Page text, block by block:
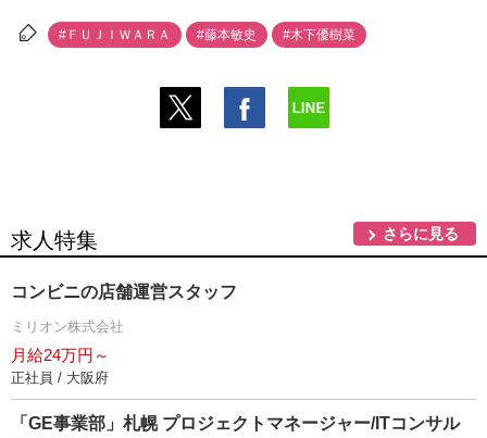
#ＦＵＪＩＷＡＲＡ #藤本敏史 #木下優樹菜
求人特集 さらに見る
コンビニの店舗運営スタッフ
ミリオン株式会社
月給24万円～
正社員 / 大阪府
「GE事業部」札幌 プロジェクトマネージャー/ITコンサル